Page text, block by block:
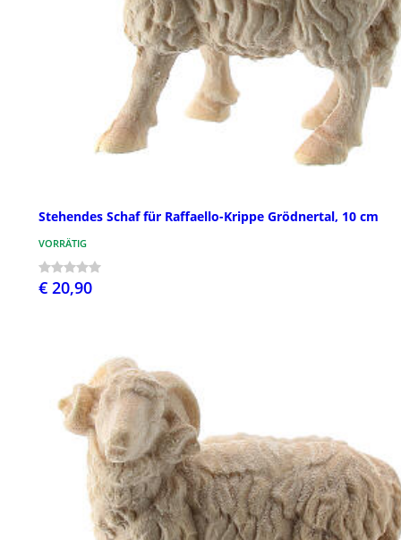
Stehendes Schaf für Raffaello-Krippe Grödnertal, 10 cm
VORRÄTIG
€ 20,90